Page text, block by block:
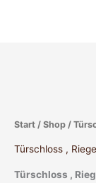
Start / Shop /
Türschloss ,
Türschloss ,